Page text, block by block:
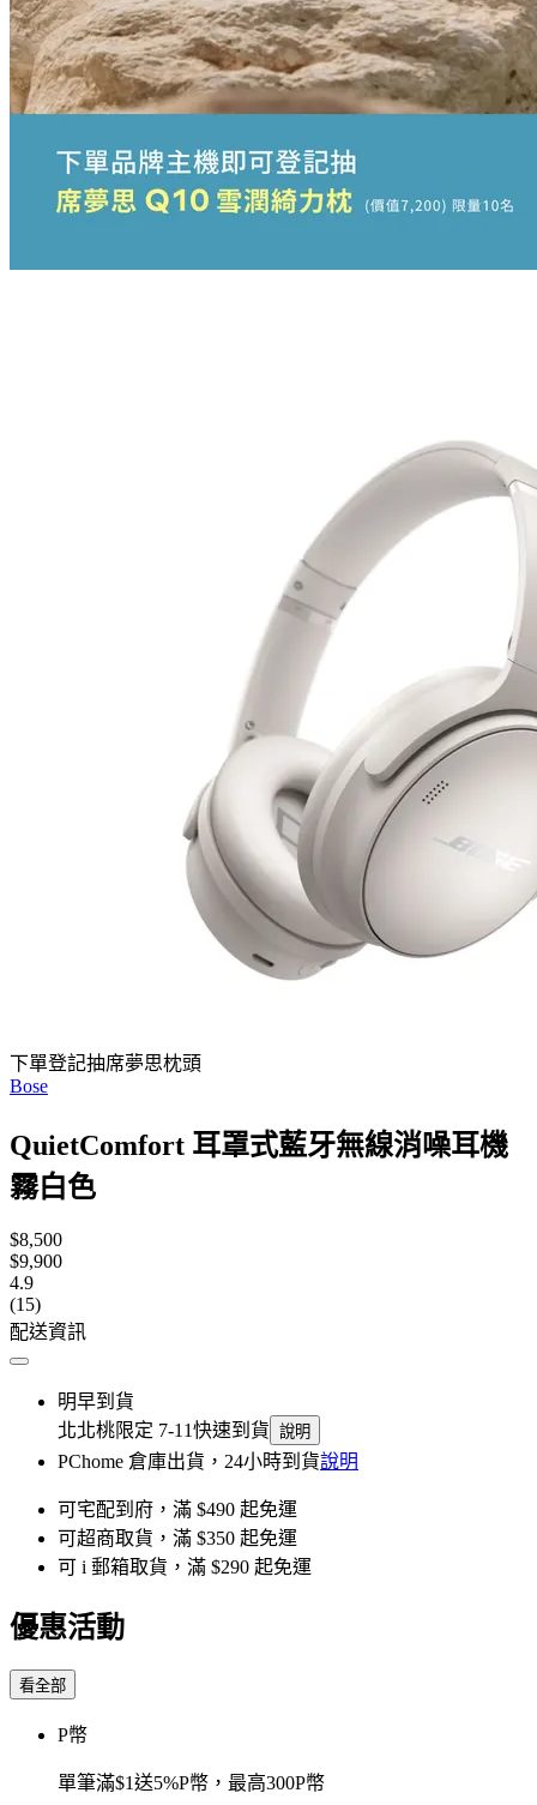
下單登記抽席夢思枕頭
Bose
QuietComfort 耳罩式藍牙無線消噪耳機
霧白色
$8,500
$9,900
4.9
(15)
配送資訊
明早到貨
北北桃限定 7-11快速到貨 說明
PChome 倉庫出貨，24小時到貨說明
可宅配到府，滿 $490 起免運
可超商取貨，滿 $350 起免運
可 i 郵箱取貨，滿 $290 起免運
優惠活動
看全部
P幣
單筆滿$1送5%P幣，最高300P幣